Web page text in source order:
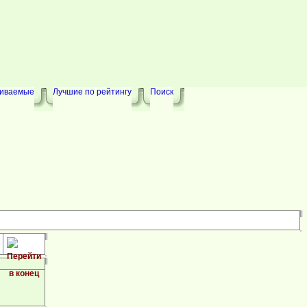
Лучшие по рейтингу Поиск